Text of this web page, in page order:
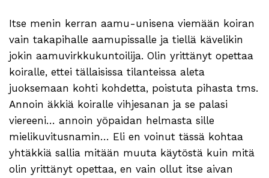
Itse menin kerran aamu-unisena viemään koiran
vain takapihalle aamupissalle ja tiellä kävelikin
jokin aamuvirkkukuntoilija. Olin yrittänyt opettaa
koiralle, ettei tällaisissa tilanteissa aleta
juoksemaan kohti kohdetta, poistuta pihasta tms.
Annoin äkkiä koiralle vihjesanan ja se palasi
viereeni… annoin yöpaidan helmasta sille
mielikuvitusnamin… Eli en voinut tässä kohtaa
yhtäkkiä sallia mitään muuta käytöstä kuin mitä
olin yrittänyt opettaa, en vain ollut itse aivan